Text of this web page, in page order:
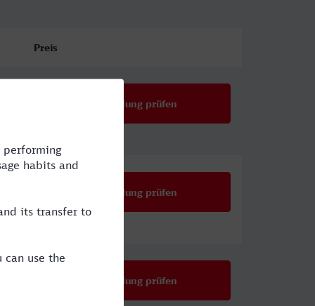
Preis
Verbindung prüfen
Verbindung prüfen
Verbindung prüfen